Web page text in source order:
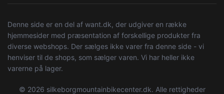
Denne side er en del af want.dk, der udgiver en række
hjemmesider med præsentation af forskellige produkter fra
diverse webshops. Der sælges ikke varer fra denne side - vi
henviser til de shops, som sælger varen. Vi har heller ikke
varerne på lager.
© 2026 silkeborgmountainbikecenter.dk. Alle rettigheder